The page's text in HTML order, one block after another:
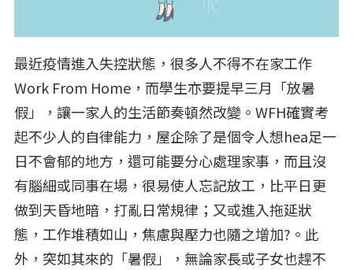
最近疫情進入失控狀態，很多人不得不在家工作
Work From Home，而學生亦要提早三月「放暑
假」，讓一家人的生活節奏頓然改變。WFH確實考
起不少人的自律能力，屋企除了是個令人想hea足一
日不會郁的地方，還可能要分心處理家事，而且沒
有腦細或同事在場，很易使人忘記放工，比平日更
做到天昏地暗，打亂日常規律；又或進入拖延狀
態，工作堆積如山，焦慮與壓力也隨之增加?。此
外，突如其來的「暑假」，無論家長或子女也趕不